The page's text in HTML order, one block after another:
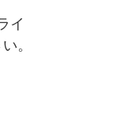
イ
。